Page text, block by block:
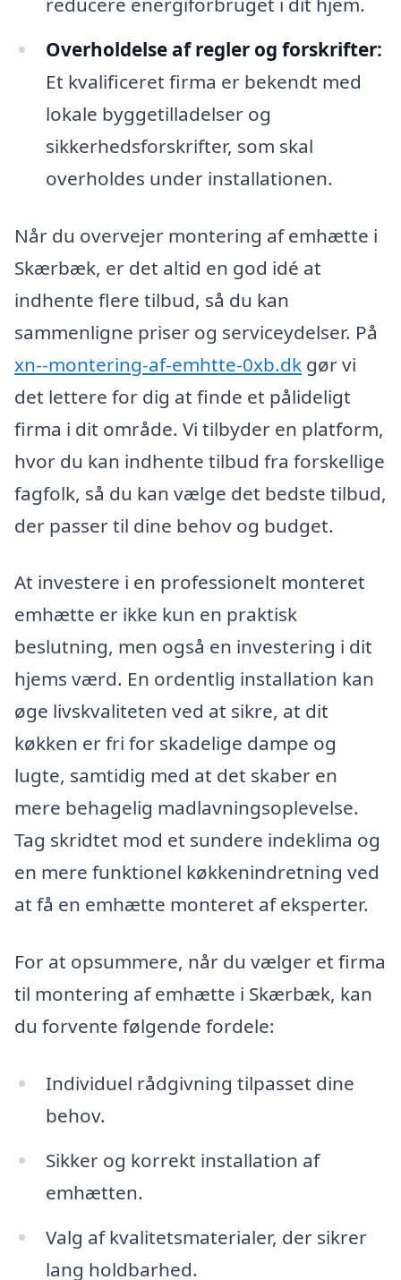
Overholdelse af regler og forskrifter:
Et kvalificeret firma er bekendt med
lokale byggetilladelser og
sikkerhedsforskrifter, som skal
overholdes under installationen.
Når du overvejer montering af emhætte i
Skærbæk, er det altid en god idé at
indhente flere tilbud, så du kan
sammenligne priser og serviceydelser. På
xn--montering-af-emhtte-0xb.dk gør vi
det lettere for dig at finde et pålideligt
firma i dit område. Vi tilbyder en platform,
hvor du kan indhente tilbud fra forskellige
fagfolk, så du kan vælge det bedste tilbud,
der passer til dine behov og budget.
At investere i en professionelt monteret
emhætte er ikke kun en praktisk
beslutning, men også en investering i dit
hjems værd. En ordentlig installation kan
øge livskvaliteten ved at sikre, at dit
køkken er fri for skadelige dampe og
lugte, samtidig med at det skaber en
mere behagelig madlavningsoplevelse.
Tag skridtet mod et sundere indeklima og
en mere funktionel køkkenindretning ved
at få en emhætte monteret af eksperter.
For at opsummere, når du vælger et firma
til montering af emhætte i Skærbæk, kan
du forvente følgende fordele:
Individuel rådgivning tilpasset dine
behov.
Sikker og korrekt installation af
emhætten.
Valg af kvalitetsmaterialer, der sikrer
lang holdbarhed.